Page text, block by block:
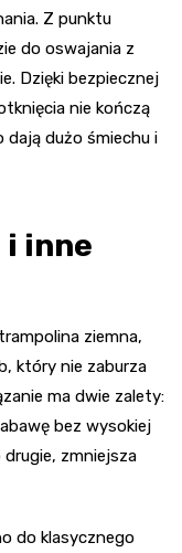
Z punktu
do oswajania z
Dzięki bezpiecznej
nie kończą
dużo śmiechu i
i inne
ziemna,
który nie zaburza
ma dwie zalety:
bez wysokiej
zmniejsza
do klasycznego